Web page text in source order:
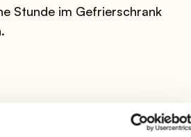
Stunde im Gefrierschrank
geschlagene Eiweiß hinzu.